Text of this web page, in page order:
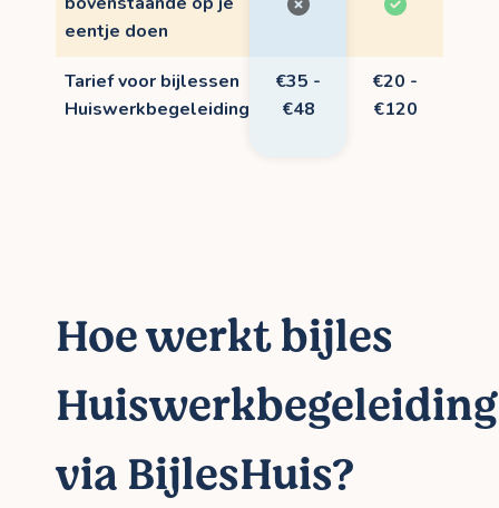
eentje doen
Tarief voor bijlessen
Huiswerkbegeleiding
€35 -
€48
€20 -
€120
Hoe werkt bijles
Huiswerkbegeleiding
via BijlesHuis?